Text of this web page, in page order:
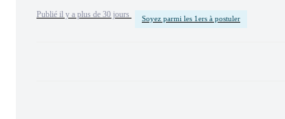
Publié il y a plus de 30 jours Soyez parmi les 1ers à postuler